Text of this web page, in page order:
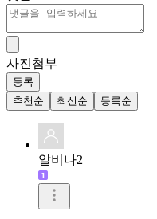
사진첨부
등록
추천순
최신순 등록순
알비나2